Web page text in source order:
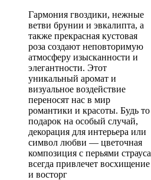
Гармония гвоздики, нежные
ветви брунии и эвкалипта, а
также прекрасная кустовая
роза создают неповторимую
атмосферу изысканности и
элегантности. Этот
уникальный аромат и
визуальное воздействие
переносят нас в мир
романтики и красоты. Будь то
подарок на особый случай,
декорация для интерьера или
символ любви — цветочная
композиция с перьями страуса
всегда привлечет восхищение
и восторг